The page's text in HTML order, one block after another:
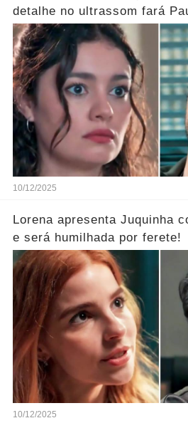
detalhe no ultrassom fará
trás!
10/12/2025
Lorena apresenta Juquinha
e será humilhada por ferete!
10/12/2025